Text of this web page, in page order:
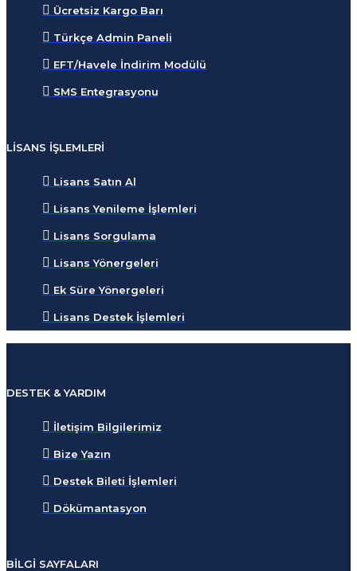
Ücretsiz Kargo Barı
Türkçe Admin Paneli
EFT/Havele İndirim Modülü
SMS Entegrasyonu
LISANS İŞLEMLERI
Lisans Satın Al
Lisans Yenileme İşlemleri
Lisans Sorgulama
Lisans Yönergeleri
Ek Süre Yönergeleri
Lisans Destek İşlemleri
DESTEK & YARDIM
İletişim Bilgilerimiz
Bize Yazın
Destek Bileti İşlemleri
Dökümantasyon
BILGI SAYFALARI